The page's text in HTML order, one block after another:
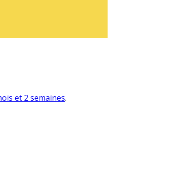
et 2 semaines.